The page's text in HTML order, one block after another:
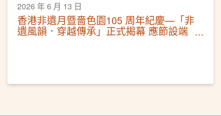
2026 年 6 月 13 日
香港非遺月暨嗇色園105 周年紀慶—「非
遺風韻．穿越傳承」正式揭幕 應節設端